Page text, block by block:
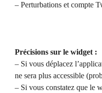
– Perturbations et compte
Précisions sur le widget :
– Si vous déplacez
ne sera plus accessible
– Si vous constatez que le